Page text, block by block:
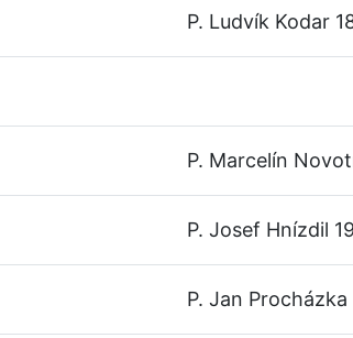
P. Ludvík Kodar
P. Marcelín
P. Josef Hnízdil
P. Jan Procházka